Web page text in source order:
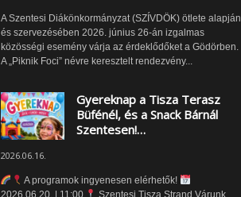
A Szentesi Diákönkormányzat (SZÍVDÖK) ötlete alapján
és szervezésében 2026. június 26-án izgalmas
közösségi esemény várja az érdeklődőket a Gödörben.
A „Piknik Foci” névre keresztelt rendezvény...
Gyereknap a Tisza Terasz
Büfénél, és a Snack Bárnál
Szentesen!…
2026.06.16.
A programok ingyenesen elérhetők!
2026.06.20. | 11:00
Szentesi Tisza Strand Várunk